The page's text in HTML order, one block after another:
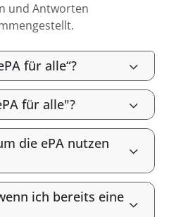
und Antworten
für alle“?
für alle"?
die ePA nutzen
ich bereits eine